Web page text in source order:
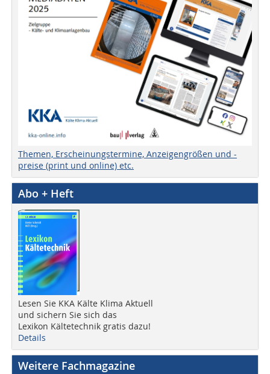
Themen, Erscheinungstermine, Anzeigengrößen und -
preise (print und online) etc.
Abo + Heft
Lesen Sie KKA Kälte Klima Aktuell
und sichern Sie sich das
Lexikon Kältetechnik gratis dazu!
Details
Weitere Fachmagazine